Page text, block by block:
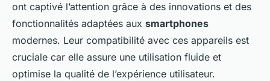
ont captivé l’attention grâce à des innovations et des
fonctionnalités adaptées aux smartphones
modernes. Leur compatibilité avec ces appareils est
cruciale car elle assure une utilisation fluide et
optimise la qualité de l’expérience utilisateur.